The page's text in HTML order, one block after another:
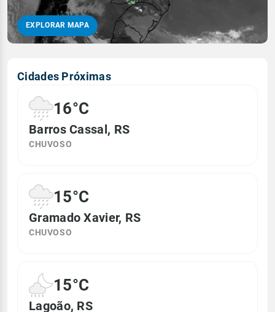
EXPLORAR MAPA
Cidades Próximas
16°C
Barros Cassal, RS
CHUVOSO
15°C
Gramado Xavier, RS
CHUVOSO
15°C
Lagoão, RS